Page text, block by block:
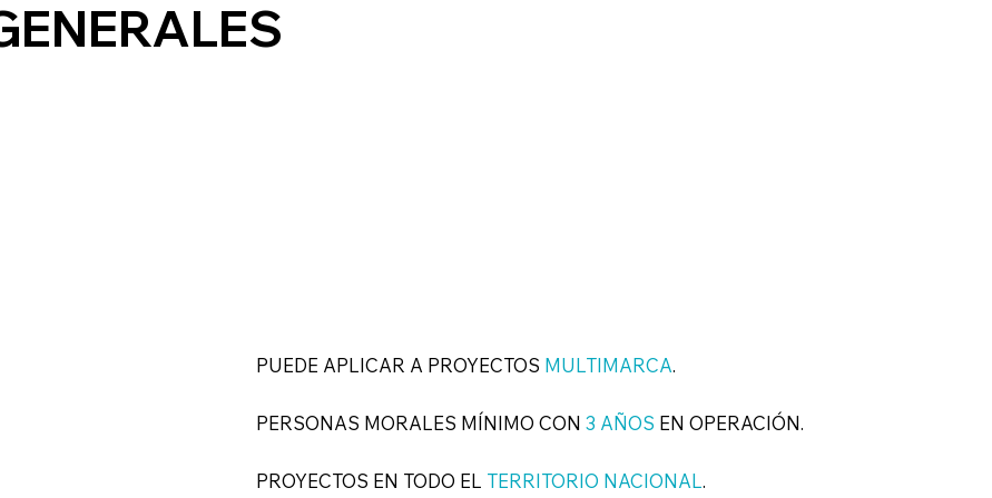
PUEDE APLICAR A PROYECTOS MULTIMARCA.
PERSONAS MORALES MÍNIMO CON 3 AÑOS EN OPERACIÓN.
PROYECTOS EN TODO EL TERRITORIO NACIONAL.